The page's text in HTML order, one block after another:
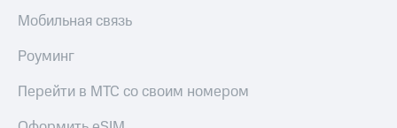
Планшеты
Мобильная связь
Роуминг
Перейти в МТС со своим номером